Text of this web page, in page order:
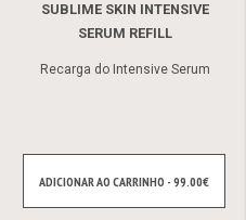
SUBLIME SKIN INTENSIVE
SERUM REFILL
Recarga do Intensive Serum
ADICIONAR AO CARRINHO - 99.00€